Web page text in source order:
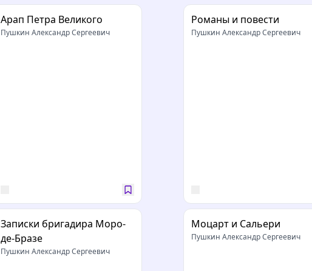
Арап Петра Великого
Пушкин Александр Сергеевич
Романы и повести
Пушкин Александр Сергеевич
Записки бригадира Моро-
де-Бразе
Пушкин Александр Сергеевич
Моцарт и Сальери
Пушкин Александр Сергеевич